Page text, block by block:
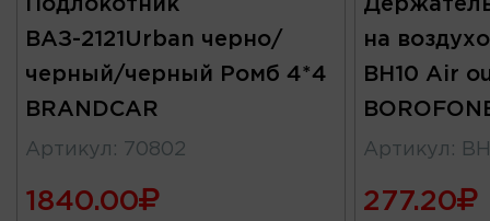
Подлокотник
ВАЗ-2121Urban черно/
черный/черный Ромб 4*4
BRANDCAR
Артикул : 70802
1840.00
на
BH10 Air
Артикул :
277.20